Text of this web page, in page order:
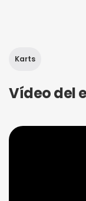
Karts
Vídeo del